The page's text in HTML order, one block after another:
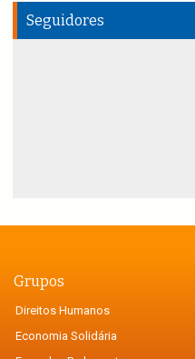
Seguidores
Grupos
Direitos Humanos
Economia Solidária